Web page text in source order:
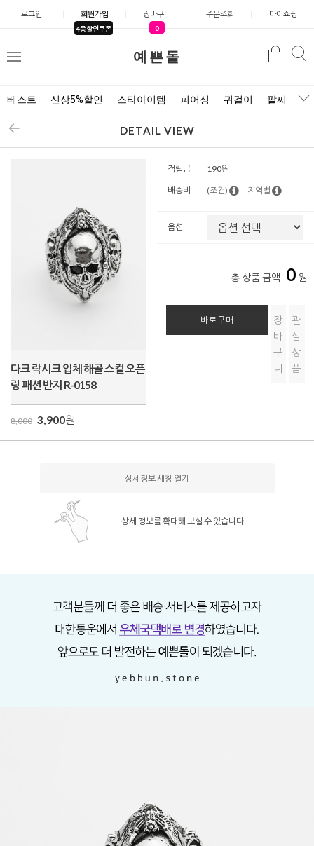
로그인 회원가입
4종할인쿠폰
장바구니
0
주문조회 마이쇼핑
예쁜돌
메
검색
베스트 신상5%할인 스타아이템 피어싱 귀걸이 팔찌 목
DETAIL VIEW
다크 락시크 입체 해골 스컬 오픈
링 패션 반지 R-0158
8,000 3,900원
적립금 190원
배송비 (조건) 지역별
옵션
총 상품 금액 0 원
바로구매
장
바
구
니
관
심
상
품
상세정보 새창 열기
상세 정보를 확대해 보실 수 있습니다.